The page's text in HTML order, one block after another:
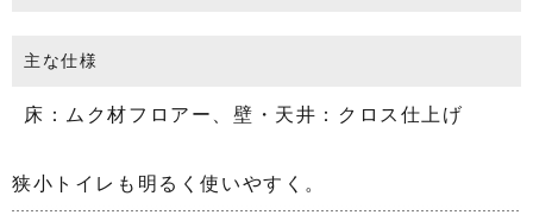
主な仕様
床：ムク材フロアー、壁・天井：クロス仕上げ
狭小トイレも明るく使いやすく。